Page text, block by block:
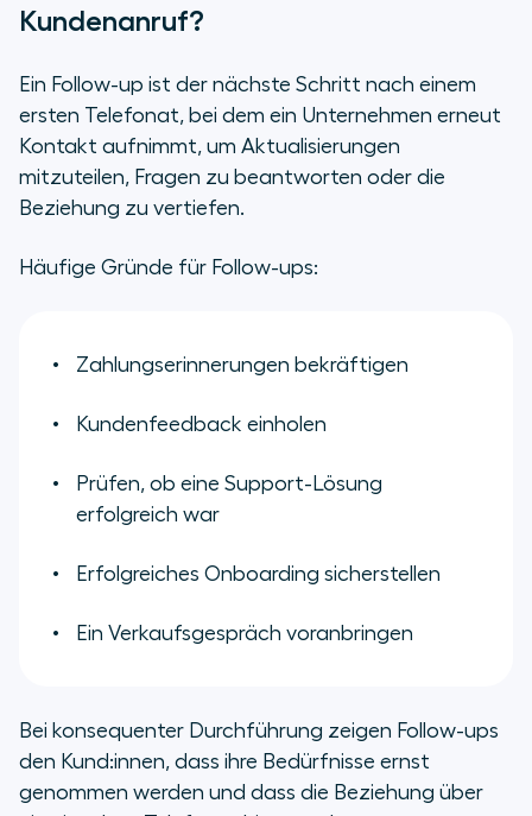
Kundenanruf?
Ein Follow-up ist der nächste Schritt nach einem
ersten Telefonat, bei dem ein Unternehmen erneut
Kontakt aufnimmt, um Aktualisierungen
mitzuteilen, Fragen zu beantworten oder die
Beziehung zu vertiefen.
Häufige Gründe für Follow-ups:
Zahlungserinnerungen bekräftigen
Kundenfeedback einholen
Prüfen, ob eine Support-Lösung
erfolgreich war
Erfolgreiches Onboarding sicherstellen
Ein Verkaufsgespräch voranbringen
Bei konsequenter Durchführung zeigen Follow-ups
den Kund:innen, dass ihre Bedürfnisse ernst
genommen werden und dass die Beziehung über